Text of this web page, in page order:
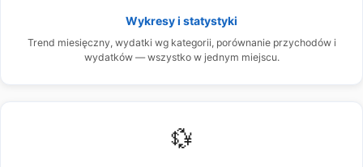
Wykresy i statystyki
Trend miesięczny, wydatki wg kategorii, porównanie przychodów i
wydatków — wszystko w jednym miejscu.
💱